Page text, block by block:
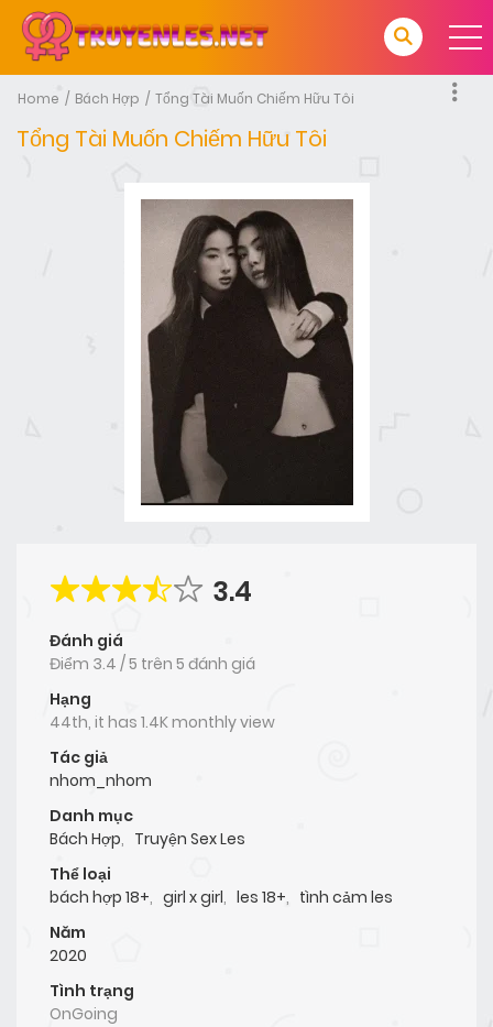
Home Bách Hợp Tổng Tài Muốn Chiếm Hữu Tôi
Tổng Tài Muốn Chiếm Hữu Tôi
3.4
Đánh giá
Điểm 3.4 /5 trên 5 đánh giá
Hạng
44th, it has 1.4K monthly view
Tác giả
nhom_nhom
Danh mục
Bách Hợp, Truyện Sex Les
Thể loại
bách hợp 18+, girl x girl, les 18+, tình cảm les
Năm
2020
Tình trạng
OnGoing